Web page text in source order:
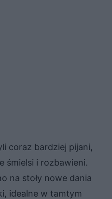
coraz bardziej pijani,
śmielsi i rozbawieni.
na stoły nowe dania
idealne w tamtym